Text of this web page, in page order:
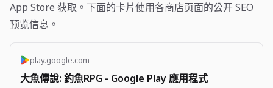
App Store 获取。下面的卡片使用各商店页面的公开 SEO
预览信息。
play.google.com
大魚傳說: 釣魚RPG - Google Play 應用程式